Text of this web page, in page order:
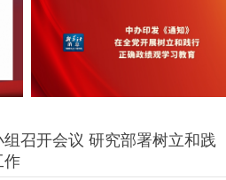
召开会议 研究部署树立和践
作